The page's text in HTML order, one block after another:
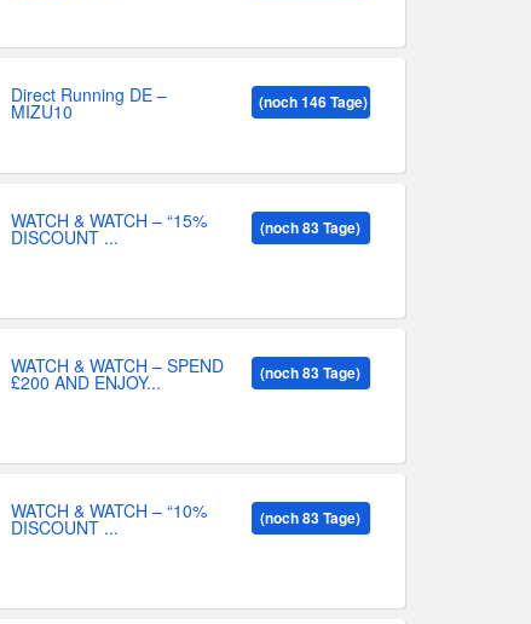
Direct Running DE –
MIZU10 (noch 146 Tage)
WATCH & WATCH – “15%
DISCOUNT ... (noch 83 Tage)
WATCH & WATCH – SPEND
£200 AND ENJOY... (noch 83 Tage)
WATCH & WATCH – “10%
DISCOUNT ... (noch 83 Tage)